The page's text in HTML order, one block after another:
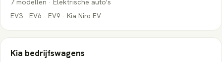
7 modellen · Elektrische auto's
EV3 · EV6 · EV9 · Kia Niro EV
Kia bedrijfswagens